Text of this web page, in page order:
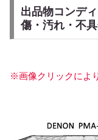
出品物コンデ
傷・汚れ・不具
※画像クリックによ